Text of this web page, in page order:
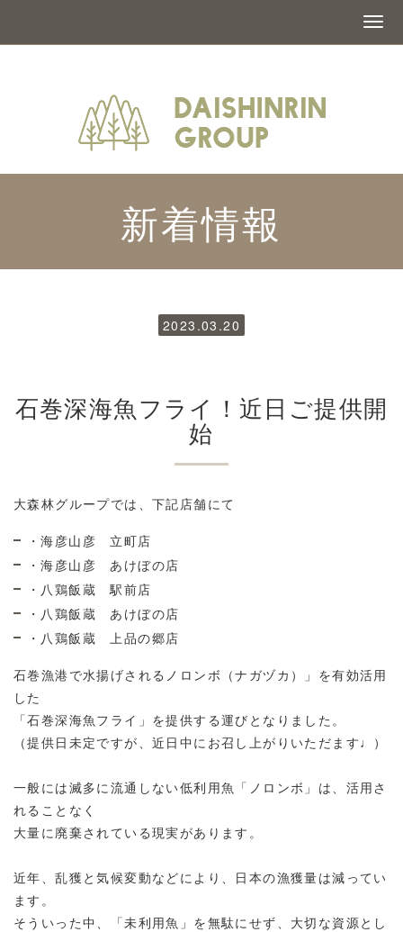
新着情報
2023.03.20
石巻深海魚フライ！近日ご提供開
始
大森林グループでは、下記店舗にて
・海彦山彦 立町店
・海彦山彦あけぼの店
・八鶏飯蔵 駅前店
・ 八鶏飯蔵あけぼの店
・八鶏飯蔵上品の郷店
石巻漁港で水揚げされるノロンボ（ナガヅカ）」を有効活用
した
「石巻深海魚フライ」を提供する運びとなりました。
（提供日未定ですが、近日中にお召し上がりいただます♩）
一般には滅多に流通しない低利用魚「ノロンボ」は、活用さ
れることなく
大量に廃棄されている現実があります。
近年、乱獲と気候変動などにより、日本の漁獲量は減ってい
ます。
そういった中、「未利用魚」を無駄にせず、大切な資源とし